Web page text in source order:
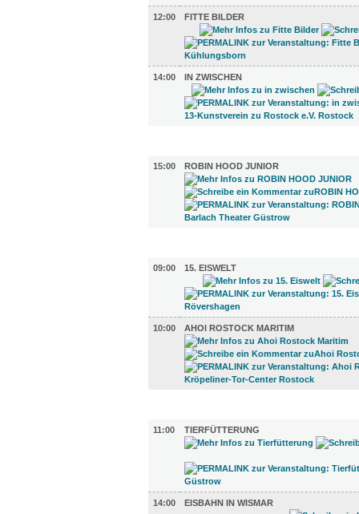
12:00 FITTE BILDER
14:00 IN ZWISCHEN
15:00
ROBIN HOOD JUNIOR
09:00
15. EISWELT
10:00 AHOI ROSTOCK MARITIM
11:00
TIERFÜTTERUNG
14:00 EISBAHN IN WISMAR